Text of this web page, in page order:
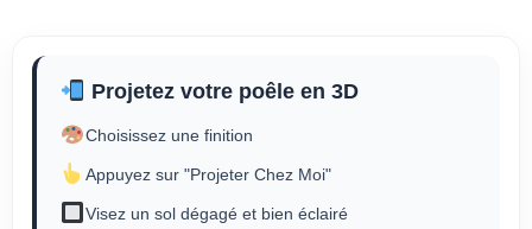
Projetez votre poêle en 3D
Choisissez une finition
Appuyez sur "Projeter Chez Moi"
Visez un sol dégagé et bien éclairé